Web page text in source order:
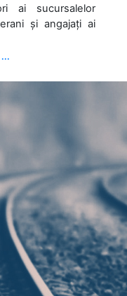
ai sucursalelor
și angajați ai